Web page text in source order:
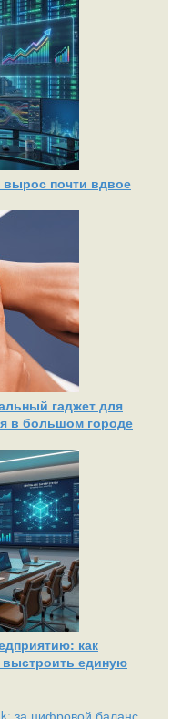
вырос почти вдвое
гаджет для
в большом городе
как
выстроить единую